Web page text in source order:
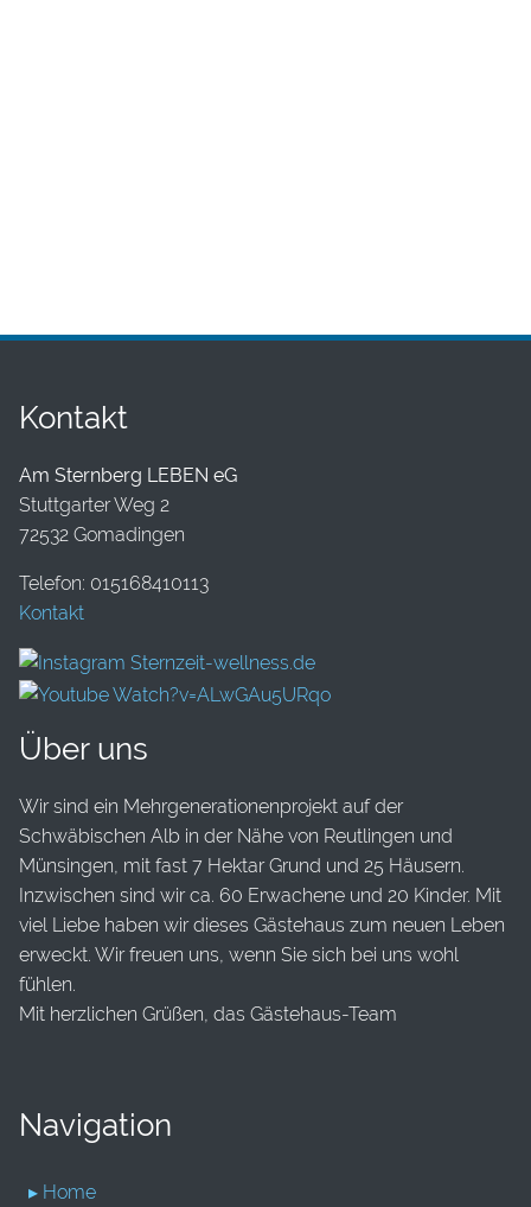
Kontakt
Am Sternberg LEBEN eG
Stuttgarter Weg 2
72532 Gomadingen
Telefon: 015168410113
Kontakt
Über uns
Wir sind ein Mehrgenerationenprojekt auf der
Schwäbischen Alb in der Nähe von Reutlingen und
Münsingen, mit fast 7 Hektar Grund und 25 Häusern.
Inzwischen sind wir ca. 60 Erwachene und 20 Kinder. Mit
viel Liebe haben wir dieses Gästehaus zum neuen Leben
erweckt. Wir freuen uns, wenn Sie sich bei uns wohl
fühlen.
Mit herzlichen Grüßen, das Gästehaus-Team
Navigation
▸ Home